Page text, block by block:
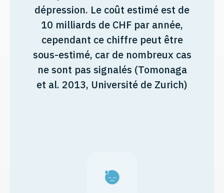
dépression. Le coût estimé est de
10 milliards de CHF par année,
cependant ce chiffre peut être
sous-estimé, car de nombreux cas
ne sont pas signalés (Tomonaga
et al. 2013, Université de Zurich)